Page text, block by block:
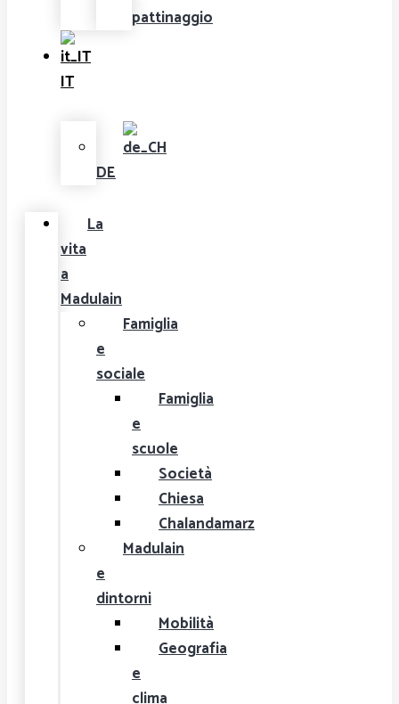
pattinaggio
IT
DE
La
vita
a
Madulain
Famiglia
e
sociale
Famiglia
e
scuole
Società
Chiesa
Chalandamarz
Madulain
e
dintorni
Mobilità
Geografia
e
clima